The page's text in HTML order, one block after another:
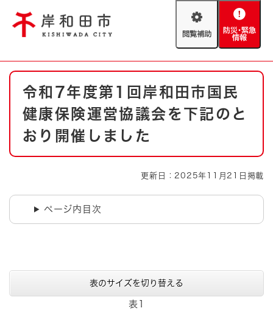
閲
助
防
緊
情
報
やさしい日本語
文字サイズ 標準 拡大
防災・緊急情報 救急・消防
ハザードマップ AED設置箇所
本
令和7年度第1回岸和田市国民
健康保険運営協議会を下記のと
おり開催しました
更新日：2025年11月21日掲載
ページ内目次
表のサイズを切り替える
表1